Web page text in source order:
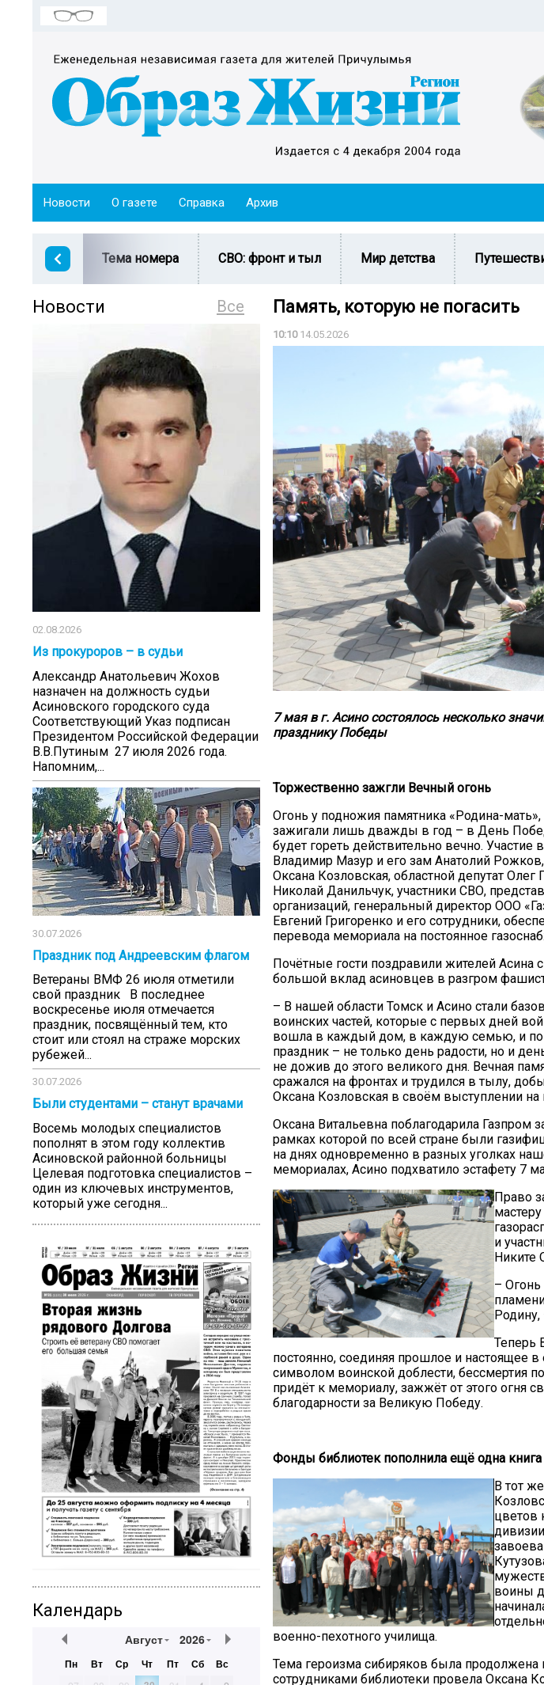
Новости О газете Справка Архив
Тема номера СВО: фронт и тыл Мир детства
Все
Новости
02.08.2026
Из прокуроров – в судьи
Александр Анатольевич Жохов
назначен на должность судьи
Асиновского городского суда
Соответствующий Указ подписан
Президентом Российской Федерации
В.В.Путиным 27 июля 2026 года.
Напомним,...
30.07.2026
Праздник под Андреевским флагом
Ветераны ВМФ 26 июля отметили
свой праздник В последнее
воскресенье июля отмечается
праздник, посвящённый тем, кто
стоит или стоял на страже морских
рубежей...
30.07.2026
Были студентами – станут врачами
Восемь молодых специалистов
пополнят в этом году коллектив
Асиновской районной больницы
Целевая подготовка специалистов –
один из ключевых инструментов,
который уже сегодня...
Календарь
Август 2026
Пн Вт Ср Чт Пт Сб Вс
Память, которую не погасить
10:1014.05.2026
7 мая в г. Асино состоялось несколько
празднику Победы
Торжественно зажгли Вечный огонь
Огонь у подножия памятника «Родина-
зажигали лишь дважды в год – в День
будет гореть действительно вечно.
Владимир Мазур и его зам Анатолий
Оксана Козловская, областной депутат
Николай Данильчук, участники СВО,
организаций, генеральный директор ООО
Евгений Григоренко и его сотрудники,
перевода мемориала на постоянное
Почётные гости поздравили жителей
большой вклад асиновцев в разгром
– В нашей области Томск и Асино стали
воинских частей, которые с первых дней
вошла в каждый дом, в каждую семью, и
праздник – не только день радости, но и
не дожив до этого великого дня. Вечная
сражался на фронтах и трудился в тылу,
Оксана Козловская в своём выступлении на
Оксана Витальевна поблагодарила
рамках которой по всей стране были
на днях одновременно в разных уголках
мемориалах, Асино подхватило эстафету 7
Право
и
Никите
– Огонь
Теперь
постоянно, соединяя прошлое и настоящее
символом воинской доблести, бессмертия
придёт к мемориалу, зажжёт от этого огня
благодарности за Великую Победу.
Фонды библиотек пополнила ещё одна
В тот
цветов
воины
военно-пехотного училища.
Тема героизма сибиряков была продолжена
сотрудниками библиотеки провела Оксана